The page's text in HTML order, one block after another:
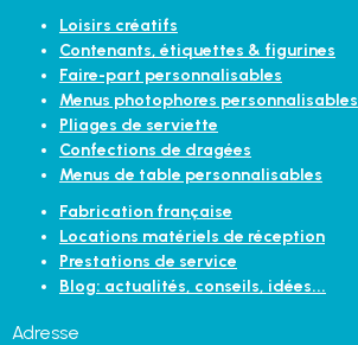
Loisirs créatifs
Contenants, étiquettes & figurines
Faire-part personnalisables
Menus photophores personnalisables
Pliages de serviette
Confections de dragées
Menus de table personnalisables
Fabrication française
Locations matériels de réception
Prestations de service
Blog: actualités, conseils, idées...
Adresse